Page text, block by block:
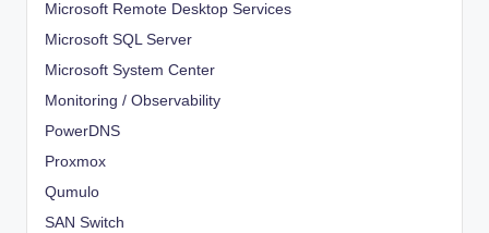
Microsoft Remote Desktop Services
Microsoft SQL Server
Microsoft System Center
Monitoring / Observability
PowerDNS
Proxmox
Qumulo
SAN Switch